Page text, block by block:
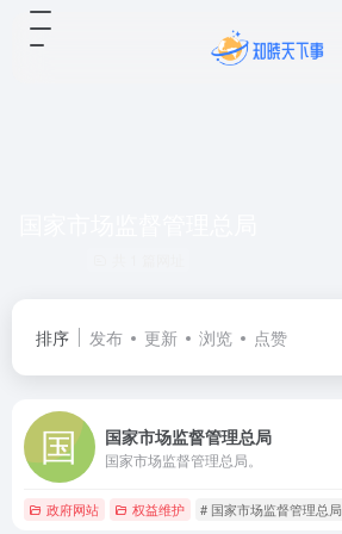
排序 发布 更新 浏览 点赞
国家市场监督管理总局
国家市场监督管理总局。
政府网站 权益维护 # 国家市场监督管理总局